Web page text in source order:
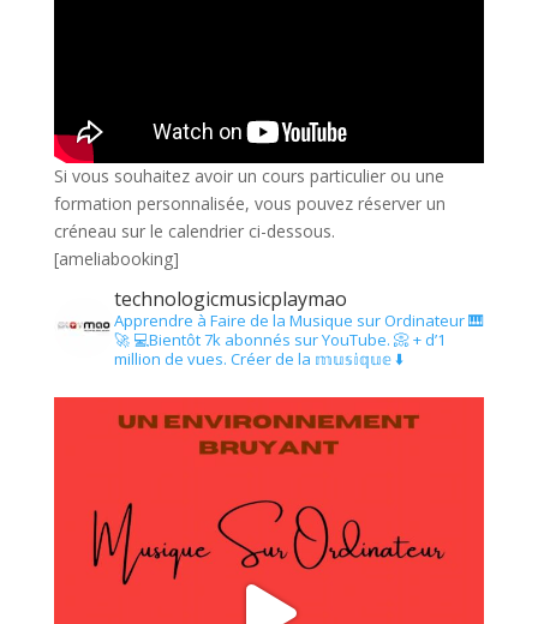
Si vous souhaitez avoir un cours particulier ou une
formation personnalisée, vous pouvez réserver un
créneau sur le calendrier ci-dessous.
[ameliabooking]
technologicmusicplaymao
Apprendre à Faire de la Musique sur Ordinateur 🎹
🚀 💻Bientôt 7k abonnés sur YouTube. 📀 + d’1
million de vues. Créer de la 𝕞𝕦𝕤𝕚𝕢𝕦𝕖 ⬇️